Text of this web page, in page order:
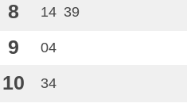
8 14 39
9 04
10 34